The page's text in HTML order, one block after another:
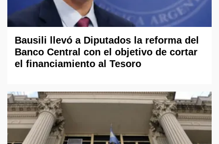
Bausili llevó a Diputados la reforma del
Banco Central con el objetivo de cortar
el financiamiento al Tesoro